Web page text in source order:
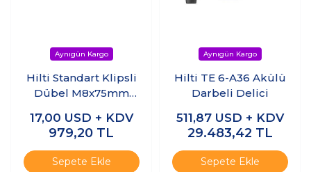
Hilti Standart Klipsli
Dübel M8x75mm
(50adet)
17,00 USD + KDV
979,20 TL
Sepete Ekle
Hilti TE 6-A36 Akülü
Darbeli Delici
511,87 USD + KDV
29.483,42 TL
Sepete Ekle